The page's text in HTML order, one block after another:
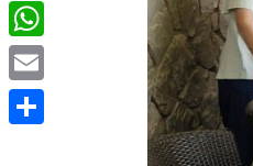
X
WhatsApp
Email